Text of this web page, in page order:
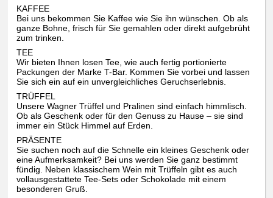
KAFFEE
Bei uns bekommen Sie Kaffee wie Sie ihn wünschen. Ob als
ganze Bohne, frisch für Sie gemahlen oder direkt aufgebrüht
zum trinken.
TEE
Wir bieten Ihnen losen Tee, wie auch fertig portionierte
Packungen der Marke T-Bar. Kommen Sie vorbei und lassen
Sie sich ein auf ein unvergleichliches Geruchserlebnis.
TRÜFFEL
Unsere Wagner Trüffel und Pralinen sind einfach himmlisch.
Ob als Geschenk oder für den Genuss zu Hause – sie sind
immer ein Stück Himmel auf Erden.
PRÄSENTE
Sie suchen noch auf die Schnelle ein kleines Geschenk oder
eine Aufmerksamkeit? Bei uns werden Sie ganz bestimmt
fündig. Neben klassischem Wein mit Trüffeln gibt es auch
vollausgestattete Tee-Sets oder Schokolade mit einem
besonderen Gruß.